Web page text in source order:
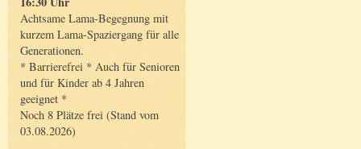
Achtsame Lama-Begegnung mit
kurzem Lama-Spaziergang für alle
Generationen.
* Barrierefrei * Auch für Senioren
und für Kinder ab 4 Jahren
geeignet *
Noch 8 Plätze frei (Stand vom
03.08.2026)